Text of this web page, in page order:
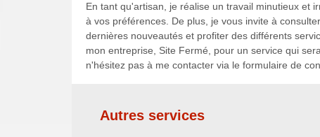
En tant qu'artisan, je réalise un travail minutieux et
à vos préférences. De plus, je vous invite à
dernières nouveautés et profiter des différents
mon entreprise, Site Fermé, pour un service qui
n'hésitez pas à me contacter via le formulaire de
Autres services